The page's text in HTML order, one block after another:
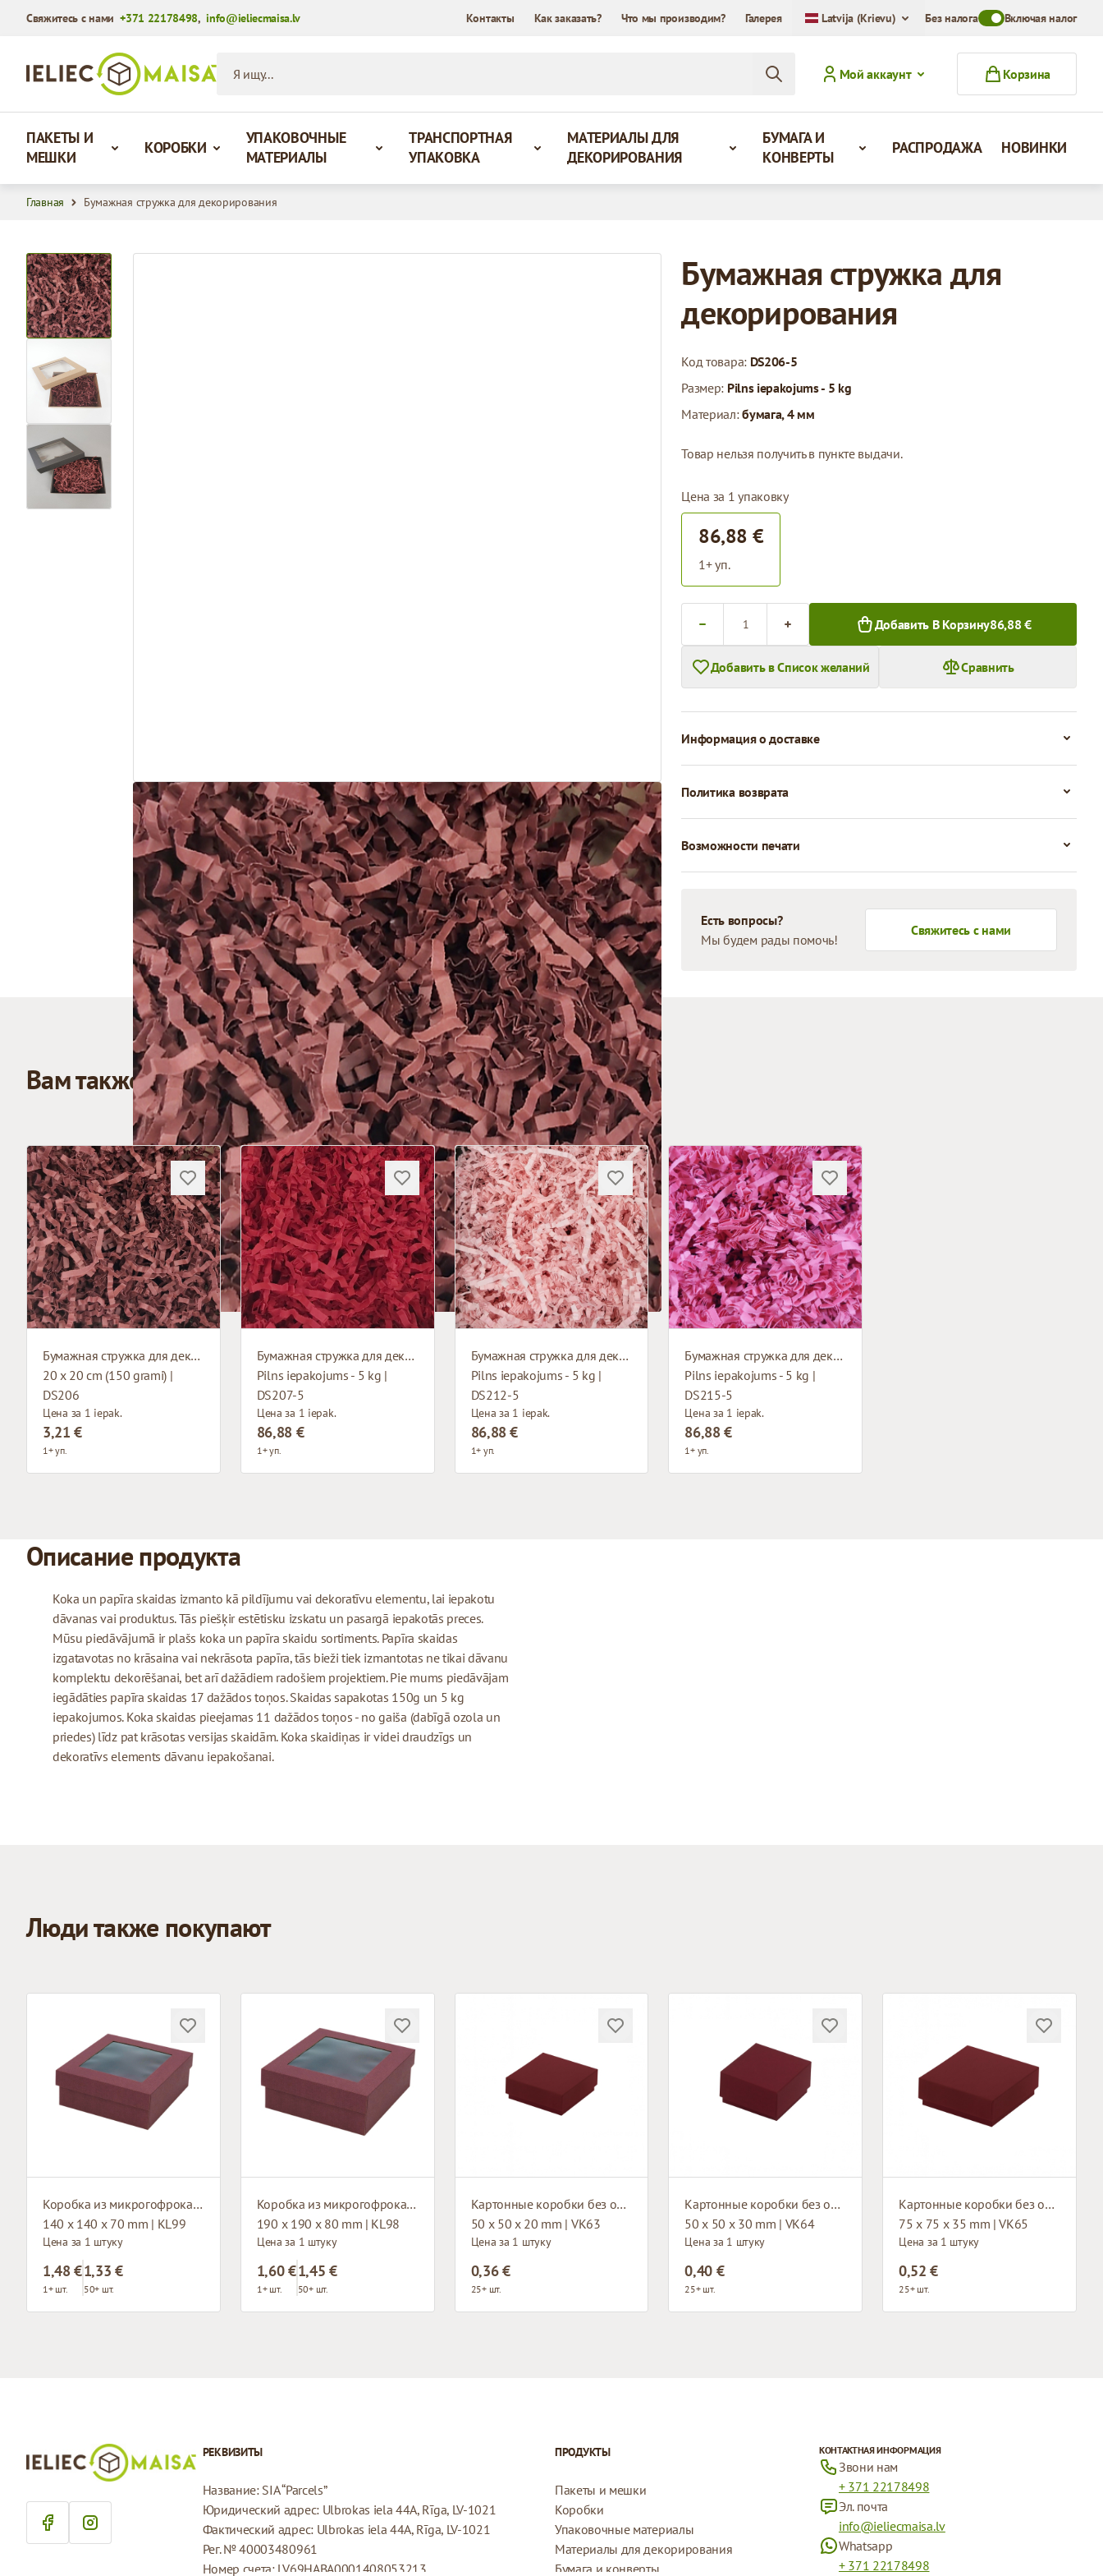
Свяжитесь с нами+371 22178498,info@ieliecmaisa.lv Контакты Как заказать? Что мы производим? Галерея Latvija (Krievu) Без налогаToggle VAT Mode
Включая налог
Мой аккаунт
Корзина
ПАКЕТЫ И
МЕШКИ
КОРОБКИ
УПАКОВОЧНЫЕ
МАТЕРИАЛЫ
ТРАНСПОРТНАЯ
УПАКОВКА
МАТЕРИАЛЫ ДЛЯ
ДЕКОРИРОВАНИЯ
БУМАГА И
КОНВЕРТЫ
РАСПРОДАЖА НОВИНКИ
Главная Бумажная стружка для декорирования
View larger image
Бумажная стружка для
декорирования
Код товара: DS206-5
Размер: Pilns iepakojums - 5 kg
Материал:бумага, 4 мм
Товар нельзя получить в пункте выдачи.
Цена за 1 упаковку
86,88 €
1+ уп.
Добавить В Корзину86,88 €
Добавить в Список желаний Сравнить
Информация о доставке
Политика возврата
Возможности печати
Есть вопросы?
Мы будем рады помочь!
Свяжитесь с нами
Вам также может понравиться
Бумажная стружка для декорирования
20 x 20 cm (150 grami) |
DS206
Цена за 1 iepak.
3,21 €
1+ уп.
Бумажная стружка для декорирования
Pilns iepakojums - 5 kg |
DS207-5
Цена за 1 iepak.
86,88 €
1+ уп.
Бумажная стружка для декорирования
Pilns iepakojums - 5 kg |
DS212-5
Цена за 1 iepak.
86,88 €
1+ уп.
Бумажная стружка для декорирования
Pilns iepakojums - 5 kg |
DS215-5
Цена за 1 iepak.
86,88 €
1+ уп.
Описание продукта
Koka un papīra skaidas izmanto kā pildījumu vai dekoratīvu elementu, lai iepakotu
dāvanas vai produktus. Tās piešķir estētisku izskatu un pasargā iepakotās preces.
Mūsu piedāvājumā ir plašs koka un papīra skaidu sortiments. Papīra skaidas
izgatavotas no krāsaina vai nekrāsota papīra, tās bieži tiek izmantotas ne tikai dāvanu
komplektu dekorēšanai, bet arī dažādiem radošiem projektiem. Pie mums piedāvājam
iegādāties papīra skaidas 17 dažādos toņos. Skaidas sapakotas 150g un 5 kg
iepakojumos. Koka skaidas pieejamas 11 dažādos toņos - no gaiša (dabīgā ozola un
priedes) līdz pat krāsotas versijas skaidām. Koka skaidiņas ir videi draudzīgs un
dekoratīvs elements dāvanu iepakošanai.
Люди также покупают
Коробка из микрогофрокартона с окном
140 x 140 x 70 mm | KL99
Цена за 1 штуку
1,48 €
1+ шт.
1,33 €
50+ шт.
Коробка из микрогофрокартона с окном
190 x 190 x 80 mm | KL98
Цена за 1 штуку
1,60 €
1+ шт.
1,45 €
50+ шт.
Картонные коробки без окна
50 x 50 x 20 mm | VK63
Цена за 1 штуку
0,36 €
25+ шт.
Картонные коробки без окна
50 x 50 x 30 mm | VK64
Цена за 1 штуку
0,40 €
25+ шт.
Картонные коробки без окна
75 x 75 x 35 mm | VK65
Цена за 1 штуку
0,52 €
25+ шт.
РЕКВИЗИТЫ
Название: SIA “Parcels”
Юридический адрес: Ulbrokas iela 44A, Rīga, LV-1021
Фактический адрес: Ulbrokas iela 44A, Rīga, LV-1021
Рег. № 40003480961
Номер счета: LV69HABA0001408053213
ПРОДУКТЫ
Пакеты и мешки
Коробки
Упаковочные материалы
Материалы для декорирования
Бумага и конверты
КОНТАКТНАЯ ИНФОРМАЦИЯ
Звони нам
+ 371 22178498
Эл. почта
info@ieliecmaisa.lv
Whatsapp
+ 371 22178498